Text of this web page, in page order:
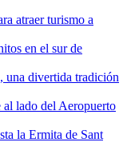
atraer turismo a
en el sur de
una divertida tradición
al lado del Aeropuerto
la Ermita de Sant